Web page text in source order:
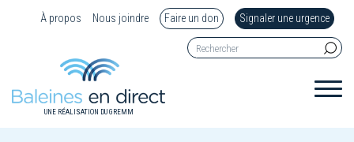
À propos Nous joindre Faire un don Signaler une urgence
UNE RÉALISATION DU GREMM